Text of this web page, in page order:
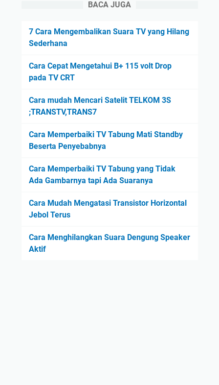
BACA JUGA
7 Cara Mengembalikan Suara TV yang Hilang
Sederhana
Cara Cepat Mengetahui B+ 115 volt Drop
pada TV CRT
Cara mudah Mencari Satelit TELKOM 3S
;TRANSTV,TRANS7
Cara Memperbaiki TV Tabung Mati Standby
Beserta Penyebabnya
Cara Memperbaiki TV Tabung yang Tidak
Ada Gambarnya tapi Ada Suaranya
Cara Mudah Mengatasi Transistor Horizontal
Jebol Terus
Cara Menghilangkan Suara Dengung Speaker
Aktif